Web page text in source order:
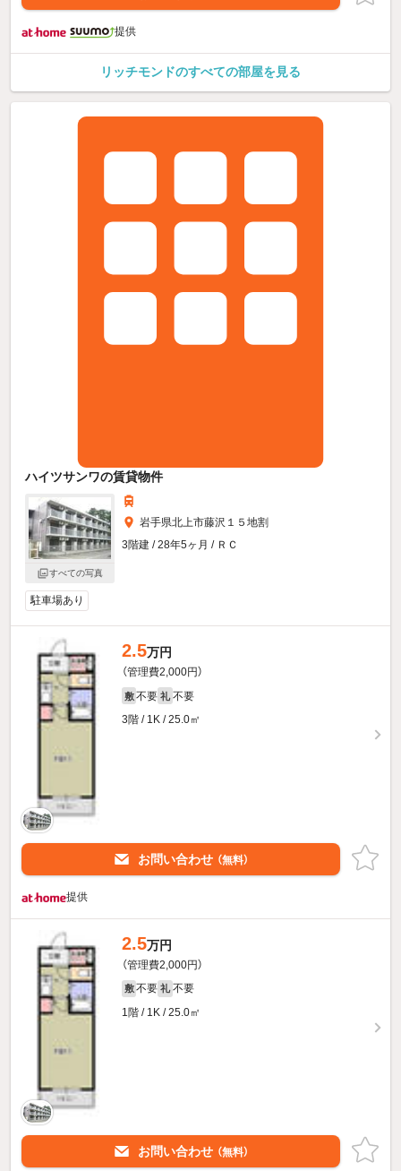
提供
リッチモンドのすべての部屋を見る
ハイツサンワの賃貸物件
すべての写真
岩手県北上市藤沢１５地割
3階建 / 28年5ヶ月 / ＲＣ
駐車場あり
2.5万円
（管理費2,000円）
敷 不要 礼 不要
3階 / 1K / 25.0㎡
お問い合わせ （無料）
提供
2.5万円
（管理費2,000円）
敷 不要 礼 不要
1階 / 1K / 25.0㎡
お問い合わせ （無料）